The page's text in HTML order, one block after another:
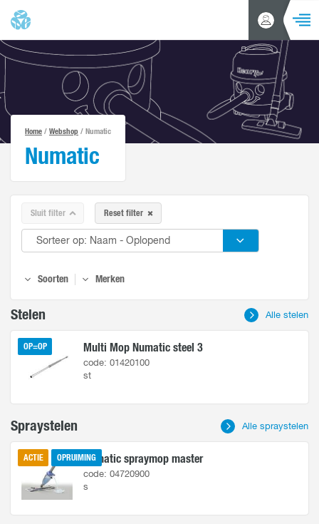
Producten
Acties en aanbiedingen
Klantenservice
Inloggen
/
Account
aanvragen
Home / Webshop / Numatic
Numatic
Soorten Merken
Sluit filter Reset filter
Stelen Alle stelen
OP=OP Multi Mop Numatic steel 3
code: 01420100
st
Spraystelen Alle spraystelen
ACTIE OPRUIMINGNumatic spraymop master
code: 04720900
s